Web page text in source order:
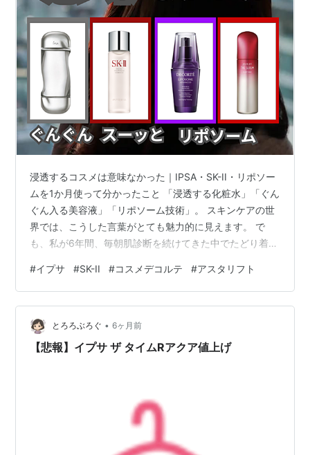
浸透するコスメは意味なかった｜IPSA・SK-II・リポソー
ムを1か月使って分かったこと 「浸透する化粧水」「ぐん
ぐん入る美容液」「リポソーム技術」。 スキンケアの世
界では、こうした言葉がとても魅力的に見えます。 で
も、私が6年間、毎朝肌診断を続けてきた中でたどり着い
と、肌の状態が良くなることは別。 今回は、実際に1か月
ずつ使って測定した結果をもとに、 「浸透するコスメ」
が本当に肌に良いのかを見ていきます。 浸透感はあって
も、水分量が上がるとは限らない 世の中には、「すっと
入る」「なじみがいい」「肌の奥まで届く」といった表
#イプサ #SK-II #コスメデコルテ #アスタリフト
とろろぶろぐ • 6ヶ月前
【悲報】イプサ ザ タイムRアクア値上げ